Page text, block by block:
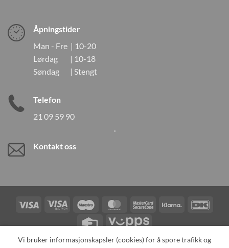
Åpningstider
Man - Fre | 10-20
Lørdag | 10-18
Søndag | Stengt
Telefon
21 09 59 90
Kontakt oss
Visa
Visa
Maestro MasterCardMasterCardKlarna
Credit
Vipps
Vi bruker informasjonskapsler (cookies) for å spore trafikk og